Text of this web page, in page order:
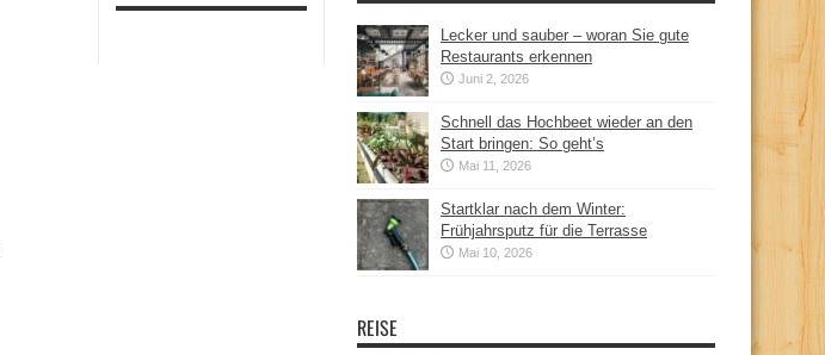
Lecker und sauber – woran Sie gute
Restaurants erkennen
Juni 2, 2026
Schnell das Hochbeet wieder an den
Start bringen: So geht’s
Mai 11, 2026
Startklar nach dem Winter:
Frühjahrsputz für die Terrasse
Mai 10, 2026
REISE